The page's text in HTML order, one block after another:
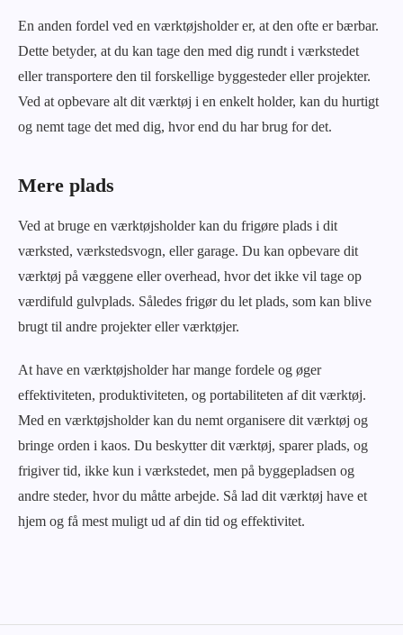
En anden fordel ved en værktøjsholder er, at den ofte er bærbar.
Dette betyder, at du kan tage den med dig rundt i værkstedet
eller transportere den til forskellige byggesteder eller projekter.
Ved at opbevare alt dit værktøj i en enkelt holder, kan du hurtigt
og nemt tage det med dig, hvor end du har brug for det.
Mere plads
Ved at bruge en værktøjsholder kan du frigøre plads i dit
værksted, værkstedsvogn, eller garage. Du kan opbevare dit
værktøj på væggene eller overhead, hvor det ikke vil tage op
værdifuld gulvplads. Således frigør du let plads, som kan blive
brugt til andre projekter eller værktøjer.
At have en værktøjsholder har mange fordele og øger
effektiviteten, produktiviteten, og portabiliteten af dit værktøj.
Med en værktøjsholder kan du nemt organisere dit værktøj og
bringe orden i kaos. Du beskytter dit værktøj, sparer plads, og
frigiver tid, ikke kun i værkstedet, men på byggepladsen og
andre steder, hvor du måtte arbejde. Så lad dit værktøj have et
hjem og få mest muligt ud af din tid og effektivitet.